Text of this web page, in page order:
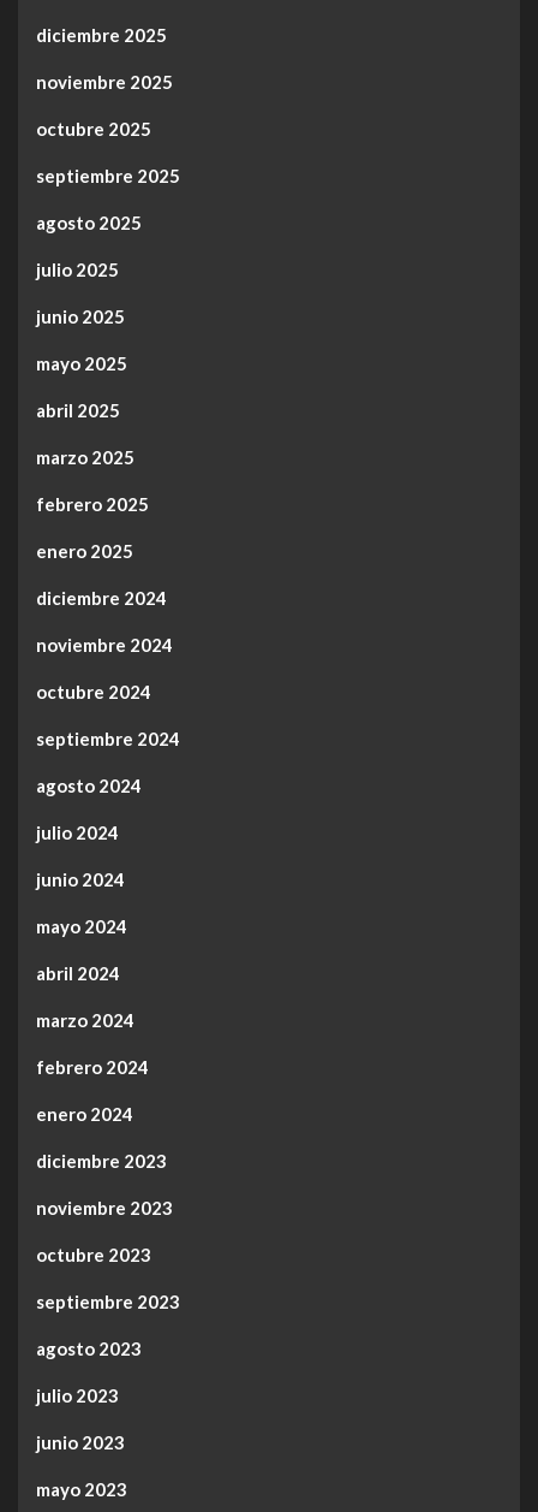
diciembre 2025
noviembre 2025
octubre 2025
septiembre 2025
agosto 2025
julio 2025
junio 2025
mayo 2025
abril 2025
marzo 2025
febrero 2025
enero 2025
diciembre 2024
noviembre 2024
octubre 2024
septiembre 2024
agosto 2024
julio 2024
junio 2024
mayo 2024
abril 2024
marzo 2024
febrero 2024
enero 2024
diciembre 2023
noviembre 2023
octubre 2023
septiembre 2023
agosto 2023
julio 2023
junio 2023
mayo 2023